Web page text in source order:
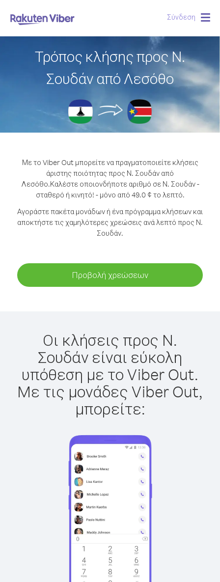
Σύνδεση
Τρόπος κλήσης προς Ν.
Σουδάν από Λεσόθο
Με το Viber Out μπορείτε να πραγματοποιείτε κλήσεις
άριστης ποιότητας προς Ν. Σουδάν από
Λεσόθο.Καλέστε οποιονδήποτε αριθμό σε Ν. Σουδάν -
σταθερό ή κινητό! - μόνο από 49.0 ¢ το λεπτό.
Αγοράστε πακέτα μονάδων ή ένα πρόγραμμα κλήσεων και
αποκτήστε τις χαμηλότερες χρεώσεις ανά λεπτό προς Ν.
Σουδάν.
Προβολή χρεώσεων
Οι κλήσεις προς Ν.
Σουδάν είναι εύκολη
υπόθεση με το Viber Out.
Με τις μονάδες Viber Out,
μπορείτε: